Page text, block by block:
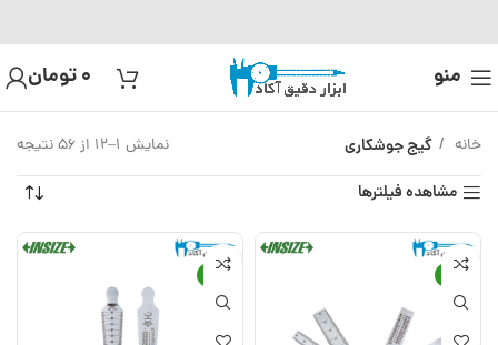
منو 0تومان
خانه گیج جوشکاری نمایش 1–12 از 56 نتیجه
مشاهده فیلترها
-13%
-15%